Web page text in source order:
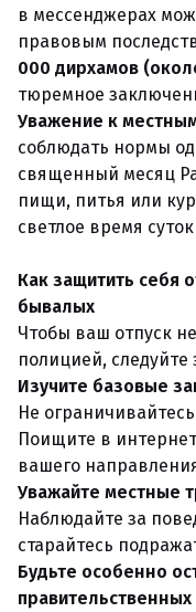
в мессенджерах
правовым
000 дирхамов
тюремное
Уважение к
соблюдать нормы
священный месяц
пищи, питья или
светлое время
Как защитить себя
бывалых
Чтобы ваш отпуск
полицией,
Изучите базовые
Не
Поищите в
вашего
Уважайте местные
Наблюдайте за
старайтесь
Будьте особенно
правительственных